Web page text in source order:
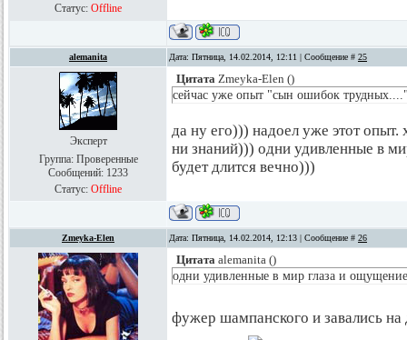
Статус: Offline
alemanita Дата: Пятница, 14.02.2014, 12:11 | Сообщение # 25
Эксперт
Группа: Проверенные
Сообщений: 1233
Статус: Offline
Цитата Zmeyka-Elen ()
сейчас уже опыт "сын ошибок
да ну его))) надоел уже этот
ни знаний))) одни удивленные в
будет длится вечно)))
Zmeyka-Elen Дата: Пятница, 14.02.2014, 12:13 | Сообщение # 26
Цитата alemanita ()
одни удивленные в мир глаза и
фужер шампанского и завались